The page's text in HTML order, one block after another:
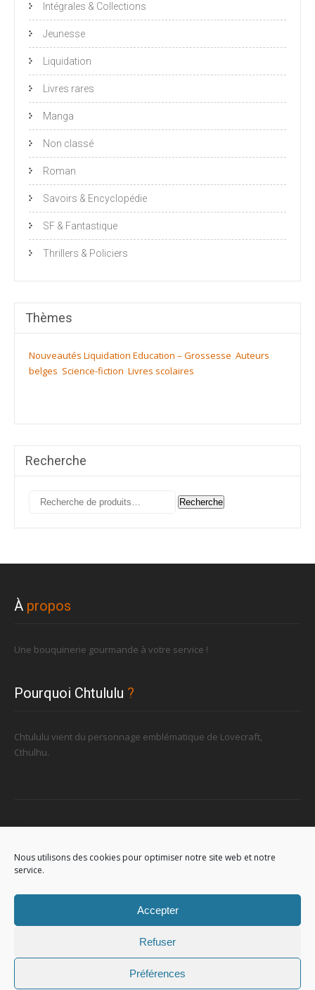
Nous utilisons des cookies pour optimiser notre site web et notre
service.
Accepter
Refuser
Préférences
Intégrales & Collections
Jeunesse
Liquidation
Livres rares
Manga
Non classé
Roman
Savoirs & Encyclopédie
SF & Fantastique
Thrillers & Policiers
Thèmes
Nouveautés Liquidation Education – Grossesse Auteurs
belges Science-fiction Livres scolaires
Recherche
Recherche
Recherche
À propos
Une bouquinerie gourmande à votre service !
Pourquoi Chtululu ?
Chtululu vient du personnage emblématique de Lovecraft,
Cthulhu.
. All Rights Reserved. L'utilisation de ce site signifie